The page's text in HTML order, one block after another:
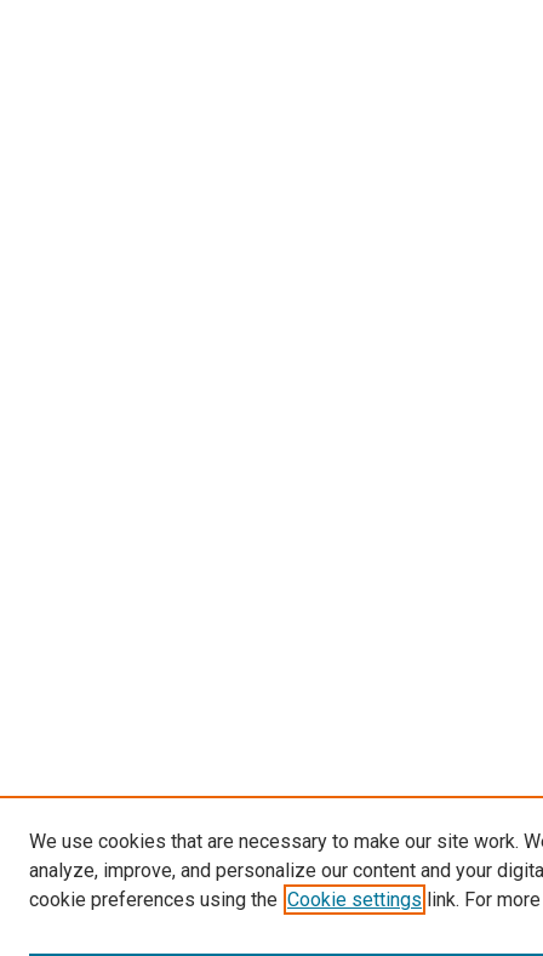
We use cookies that are necessary to make our site work.
analyze, improve, and personalize our content and your
cookie preferences using the Cookie settings link. For